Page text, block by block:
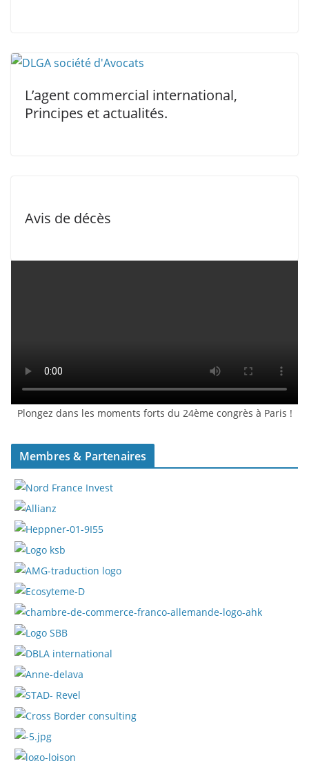
L’agent commercial international,
Principes et actualités.
Avis de décès
Plongez dans les moments forts du 24ème congrès à Paris !
Membres & Partenaires